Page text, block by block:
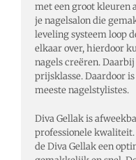
met een groot kleuren
je nagelsalon die
leveling systeem loop
elkaar over, hierdoor
nagels creëren.
prijsklasse. Daardoor
meeste nagelstylistes.
Diva Gellak is
professionele
de Diva Gellak een